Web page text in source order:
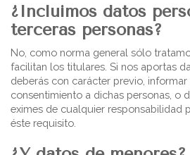
¿Incluimos datos
terceras personas?
No, como norma general sólo
facilitan los titulares. Si nos aportas
deberás con carácter previo,
consentimiento a dichas personas, o
eximes de cualquier responsabilidad
éste requisito.